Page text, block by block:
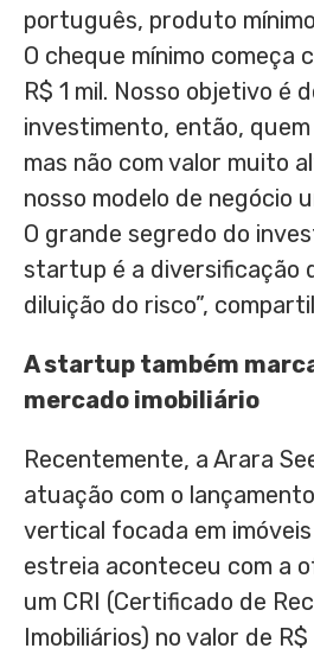
português, produto
O cheque mínimo começa
R$ 1 mil. Nosso objetivo é
investimento, então,
mas não com valor muito
nosso modelo de negócio
O grande segredo do
startup é a diversificação
diluição do risco”,
A startup também
mercado imobiliário
Recentemente, a Arara
atuação com o
vertical focada em
estreia aconteceu com a
um CRI (Certificado de
Imobiliários) no valor de